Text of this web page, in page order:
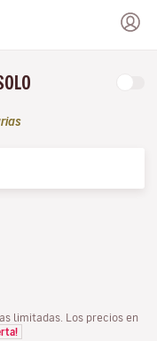
limitadas. Los precios en